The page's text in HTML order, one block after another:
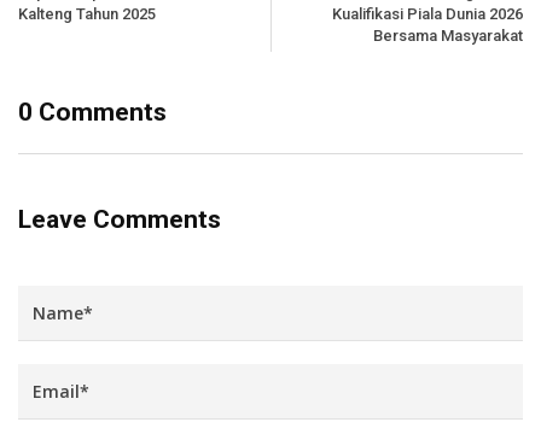
Kalteng Tahun 2025
Kualifikasi Piala Dunia 2026
Bersama Masyarakat
0 Comments
Leave Comments